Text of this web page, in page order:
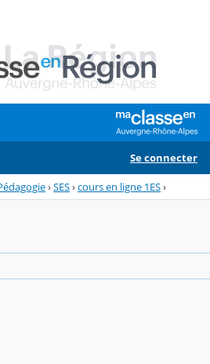
Se connecter
›SES›cours en ligne 1ES›